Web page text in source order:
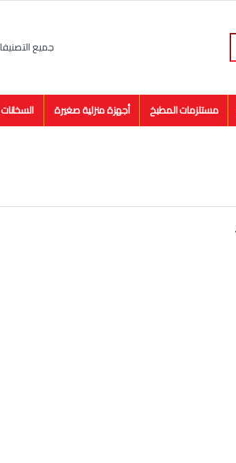
مستلزمات المطبخ أجهزة منزلية صغيرة السخانات